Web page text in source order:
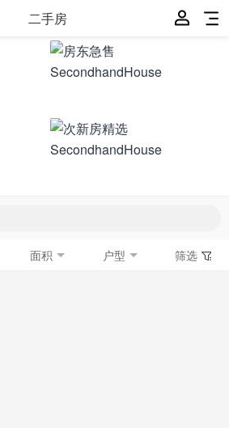
二手房
面积 户型 筛选